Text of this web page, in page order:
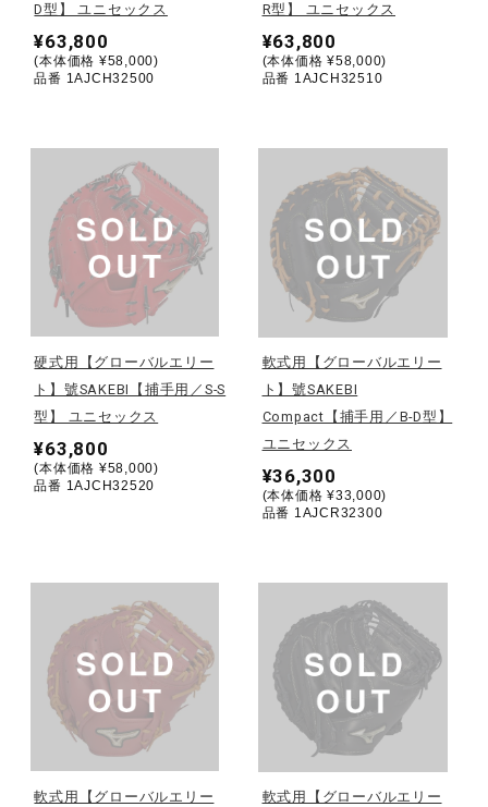
ウォーキングシューズ
インナー
寝具／ミズノスリープ
アウトドア／レイン
サポーター
健康／エクササイズ
メディカル
コラボ／ライセンス
D型】 ユニセックス
¥63,800
(本体価格 ¥58,000)
品番 1AJCH32500
R型】 ユニセックス
¥63,800
(本体価格 ¥58,000)
品番 1AJCH32510
硬式用【グローバルエリー
ト】號SAKEBI【捕手用／S-S
型】 ユニセックス
¥63,800
(本体価格 ¥58,000)
品番 1AJCH32520
軟式用【グローバルエリー
ト】號SAKEBI
Compact【捕手用／B-D型】
ユニセックス
¥36,300
(本体価格 ¥33,000)
品番 1AJCR32300
軟式用【グローバルエリー
軟式用【グローバルエリー